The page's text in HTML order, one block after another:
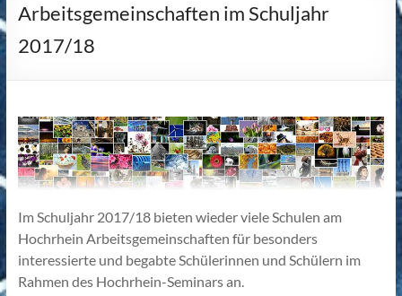
Arbeitsgemeinschaften im Schuljahr
2017/18
Im Schuljahr 2017/18 bieten wieder viele Schulen am
Hochrhein Arbeitsgemeinschaften für besonders
interessierte und begabte Schülerinnen und Schülern im
Rahmen des Hochrhein-Seminars an.